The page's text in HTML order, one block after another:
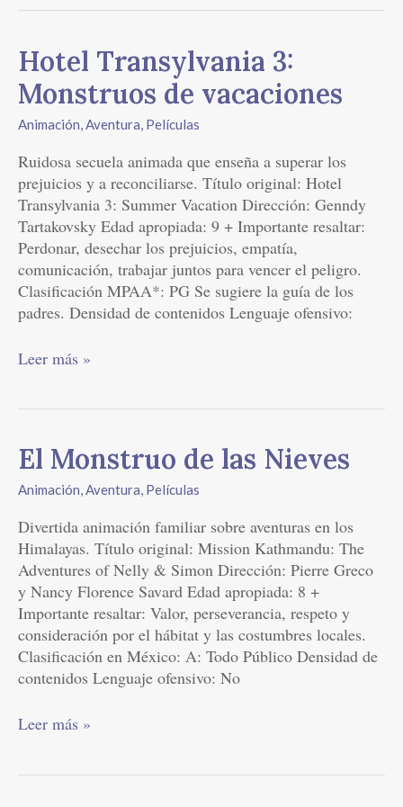
Hotel Transylvania 3:
Monstruos de vacaciones
Animación Aventura Películas
Ruidosa secuela animada que enseña a superar los
prejuicios y a reconciliarse. Título original: Hotel
Transylvania 3: Summer Vacation Dirección: Genndy
Tartakovsky Edad apropiada: 9 + Importante resaltar:
Perdonar, desechar los prejuicios, empatía,
comunicación, trabajar juntos para vencer el peligro.
Clasificación MPAA*: PG Se sugiere la guía de los
padres. Densidad de contenidos Lenguaje ofensivo:
Hotel
Transylvania
3:
Monstruos
vacaciones
Leer más »
El Monstruo de las Nieves
Animación,Aventura, Películas
Divertida animación familiar sobre aventuras en los
Himalayas. Título original: Mission Kathmandu: The
Adventures of Nelly & Simon Dirección: Pierre Greco
y Nancy Florence Savard Edad apropiada: 8 +
Importante resaltar: Valor, perseverancia, respeto y
consideración por el hábitat y las costumbres locales.
Clasificación en México: A: Todo Público Densidad de
contenidos Lenguaje ofensivo: No
El
Monstruo
de
las
Nieves
Leer más »